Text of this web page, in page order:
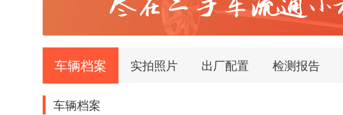
车辆档案 实拍照片 出厂配置 检测报告
车辆档案